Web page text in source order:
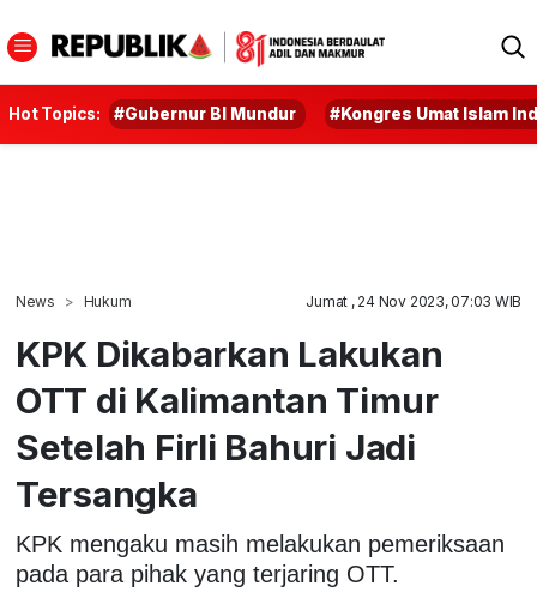
Hot Topics: #Gubernur BI Mundur #Kongres Umat Islam
News Hukum Jumat , 24 Nov 2023, 07:03 WIB
KPK Dikabarkan Lakukan
OTT di Kalimantan Timur
Setelah Firli Bahuri Jadi
Tersangka
KPK mengaku masih melakukan pemeriksaan
pada para pihak yang terjaring OTT.